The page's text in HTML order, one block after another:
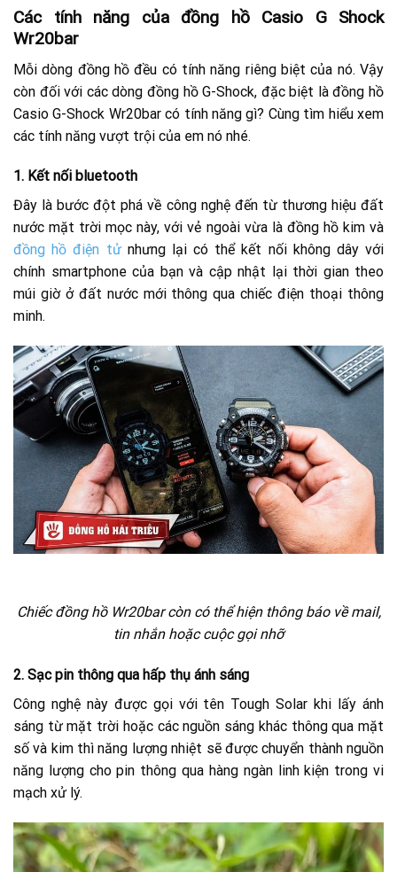
Các tính năng của đồng hồ Casio G Shock
Wr20bar
Mỗi dòng đồng hồ đều có tính năng riêng biệt của nó. Vậy
còn đối với các dòng đồng hồ G-Shock, đặc biệt là đồng hồ
Casio G-Shock Wr20bar có tính năng gì? Cùng tìm hiểu xem
các tính năng vượt trội của em nó nhé.
1. Kết nối bluetooth
Đây là bước đột phá về công nghệ đến từ thương hiệu đất
nước mặt trời mọc này, với vẻ ngoài vừa là đồng hồ kim và
đồng hồ điện tửnhưng lại có thể kết nối không dây với
chính smartphone của bạn và cập nhật lại thời gian theo
múi giờ ở đất nước mới thông qua chiếc điện thoại thông
minh.
Chiếc đồng hồ Wr20bar còn có thể hiện thông báo về mail,
tin nhắn hoặc cuộc gọi nhỡ
2. Sạc pin thông qua hấp thụ ánh sáng
Công nghệ này được gọi với tên Tough Solar khi lấy ánh
sáng từ mặt trời hoặc các nguồn sáng khác thông qua mặt
số và kim thì năng lượng nhiệt sẽ được chuyển thành nguồn
năng lượng cho pin thông qua hàng ngàn linh kiện trong vi
mạch xử lý.